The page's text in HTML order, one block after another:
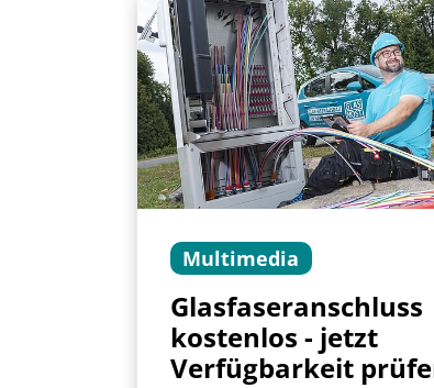
Multimedia
Glasfaseranschluss
kostenlos - jetzt
Verfügbarkeit